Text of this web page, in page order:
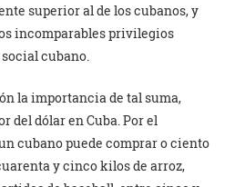
superior al de los cubanos, y
incomparables privilegios
cubano.
la importancia de tal suma,
del dólar en Cuba. Por el
cubano puede comprar o ciento
y cinco kilos de arroz,